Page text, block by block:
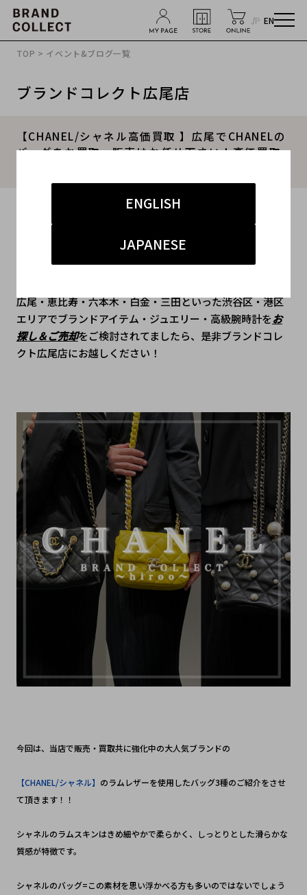
JP EN
ENGLISH
JAPANESE
TOP > イベント&ブログ一覧
ブランドコレクト広尾店
【CHANEL/シャネル高価買取 】広尾でCHANELの
バッグをお買取・販売はお任せ下さい！高価買取
広尾・恵比寿・六本木・白金・三田といった渋谷区・港区
エリアでブランドアイテム・ジュエリー・高級腕時計をお
探し＆ご売却をご検討されてましたら、是非ブランドコレ
クト広尾店にお越しください！
今回は、当店で販売・買取共に強化中の大人気ブランドの
【CHANEL/シャネル】 のラムレザーを使用したバッグ3種のご紹介をさせ
て頂きます！！
シャネルのラムスキンはきめ細やかで柔らかく、しっとりとした滑らかな
質感が特徴です。
シャネルのバッグ=この素材を思い浮かべる方も多いのではないでしょう